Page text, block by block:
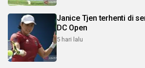
Janice Tjen terhenti di
DC Open
5 hari lalu